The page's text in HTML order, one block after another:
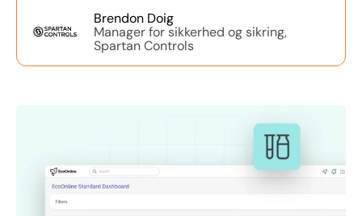
Brendon Doig
Manager for sikkerhed og sikring,
Spartan Controls